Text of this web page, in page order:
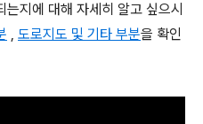
지에 대해 자세히 알고 싶으시
, 도로지도 및 기타 부분을 확인